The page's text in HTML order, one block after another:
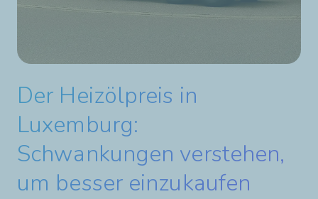
Der Heizölpreis in
Luxemburg:
Schwankungen verstehen,
um besser einzukaufen